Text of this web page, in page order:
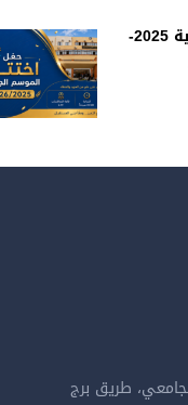
كلية التكنولوجيا تختتم السنة الجامعية 2025-
طريق برج